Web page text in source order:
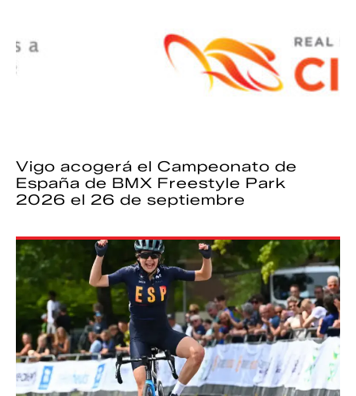
Vigo acogerá el Campeonato de
España de BMX Freestyle Park
2026 el 26 de septiembre